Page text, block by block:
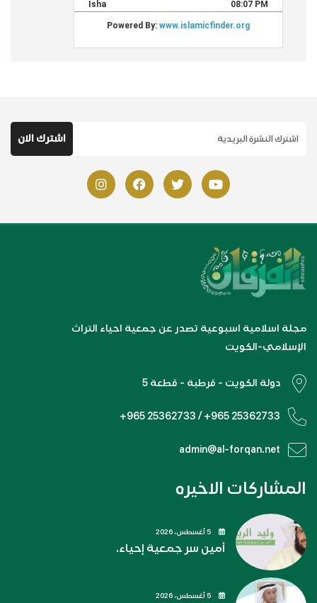
مجلة اسلامية اسبوعية تصدر عن جمعية احياء التراث
الإسلامي-الكويت
دولة الكويت - قرطبة - قطعة 5
+965 25362733 / +965 25362733
admin@al-forqan.net
المشاركات الاخيره
أمين سر جمعية إحياء.